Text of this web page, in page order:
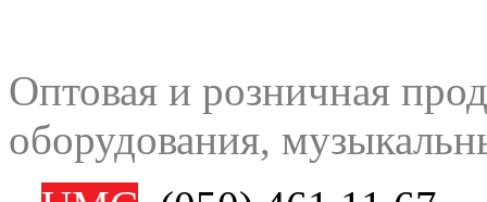
Оптовая и розничная
оборудования,